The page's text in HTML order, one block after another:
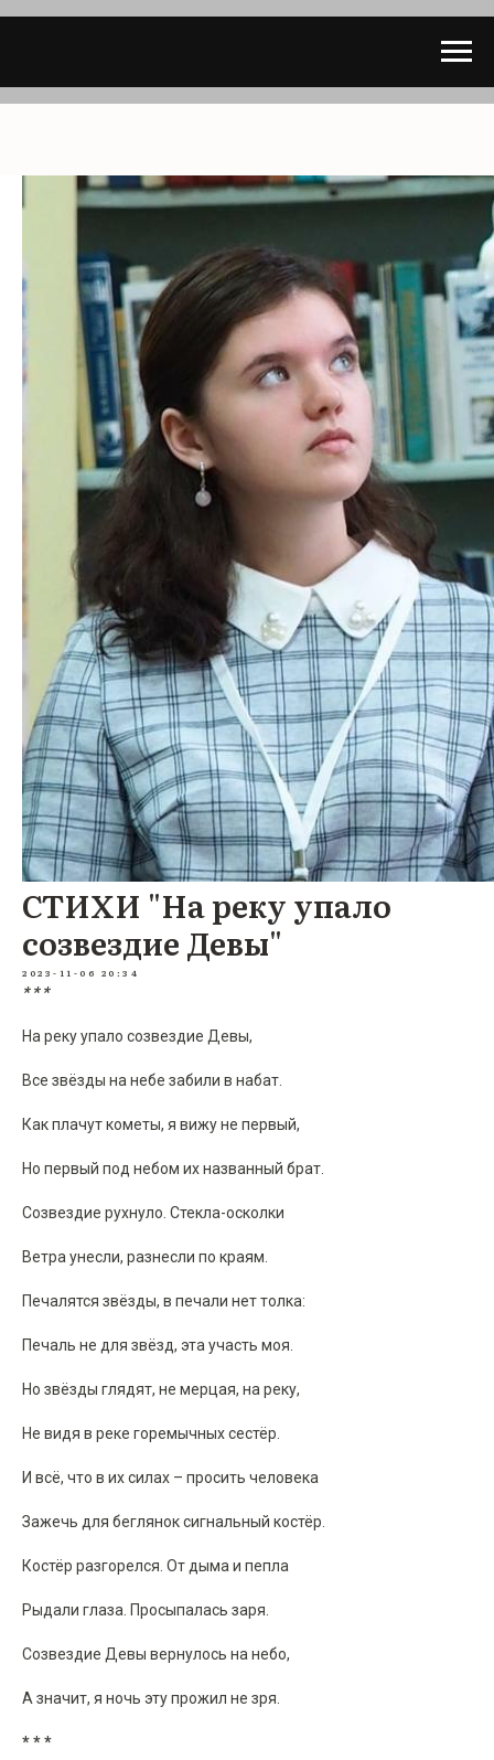
СТИХИ "На реку упало
созвездие Девы"
2023-11-06 20:34
* * *
На реку упало созвездие Девы,
Все звёзды на небе забили в набат.
Как плачут кометы, я вижу не первый,
Но первый под небом их названный брат.
Созвездие рухнуло. Стекла-осколки
Ветра унесли, разнесли по краям.
Печалятся звёзды, в печали нет толка:
Печаль не для звёзд, эта участь моя.
Но звёзды глядят, не мерцая, на реку,
Не видя в реке горемычных сестёр.
И всё, что в их силах – просить человека
Зажечь для беглянок сигнальный костёр.
Костёр разгорелся. От дыма и пепла
Рыдали глаза. Просыпалась заря.
Созвездие Девы вернулось на небо,
А значит, я ночь эту прожил не зря.
* * *